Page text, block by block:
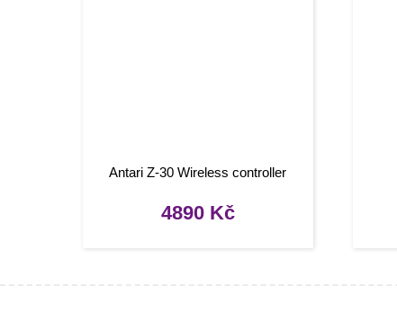
Antari Z-30 Wireless controller
4890 Kč